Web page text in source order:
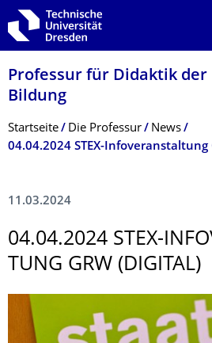
Zur Hauptnavigation springen
Zur Suche springen
Zum Inhalt springen
Professur für Didaktik
Bildung
Breadcrumb-Menü
Startseite Die Professur
News
04.04.2024 STEX-Infoveranstaltung
11.03.2024
04.04.2024 STEX-
TUNG GRW (DIGITAL)